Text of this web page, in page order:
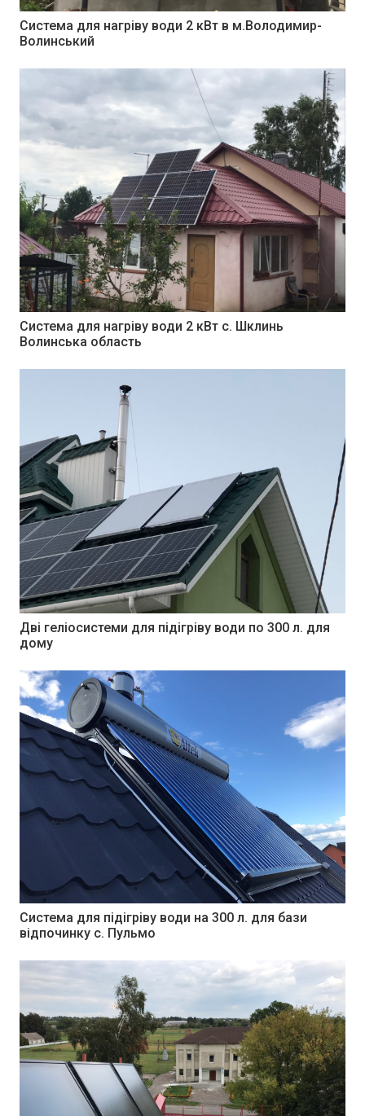
Система для нагріву води 2 кВт в м.Володимир-
Волинський
Система для нагріву води 2 кВт с. Шклинь
Волинська область
Дві геліосистеми для підігріву води по 300 л. для
дому
Система для підігріву води на 300 л. для бази
відпочинку c. Пульмо